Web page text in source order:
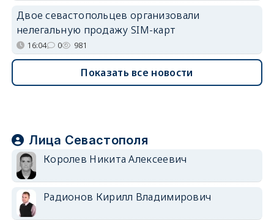
Двое севастопольцев организовали
нелегальную продажу SIM-карт
16:04 0 981
Показать все новости
Лица Севастополя
Королев Никита Алексеевич
Радионов Кирилл Владимирович